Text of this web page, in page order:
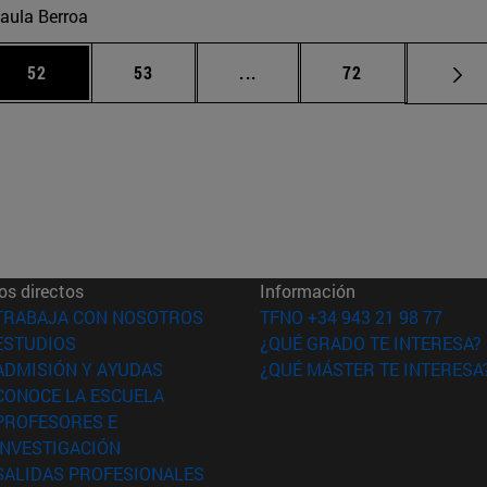
Berroa
TAB para desplazarse.
Página
52 Página
53 ... Páginas intermedias Use
Página
72
directos
CON NOSOTROS (abre en nueva ventana)
(abre en nueva ventana)
Y AYUDAS (abre en nueva ventana)
LA ESCUELA(abre en nueva ventana)
E
PROFESIONALES
Información
TFNO +34 943 21 98 77
¿QUÉ GRADO TE INTERESA?
¿QUÉ MÁSTER TE